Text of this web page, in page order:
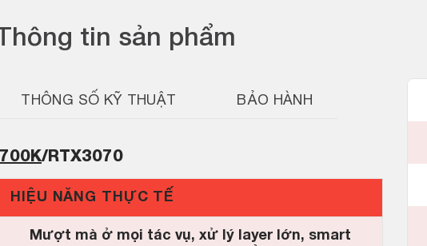
Thông tin sản phẩm
THÔNG SỐ KỸ THUẬT BẢO HÀNH
/RTX3070
HIỆU NĂNG THỰC TẾ
Mượt mà ở mọi tác vụ, xử lý layer lớn, smart